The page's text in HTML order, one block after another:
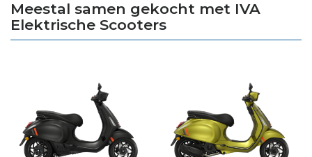
Meestal samen gekocht met IVA
Elektrische Scooters